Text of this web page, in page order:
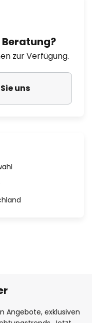
Beratung?
zur Verfügung.
uns
Angebote, exklusiven